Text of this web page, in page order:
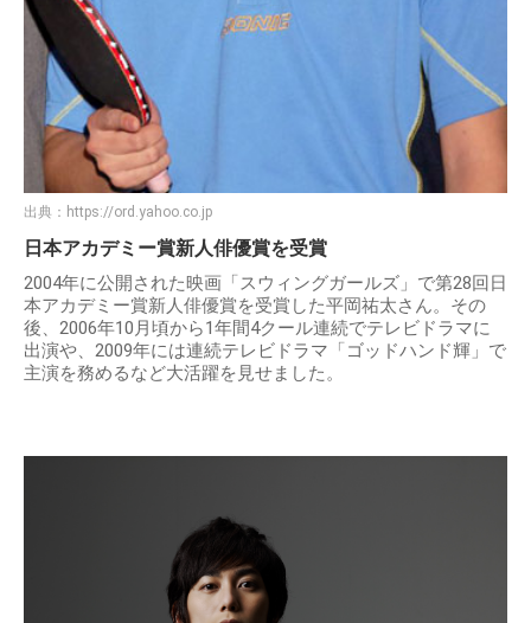
出典： https://ord.yahoo.co.jp
日本アカデミー賞新人俳優賞を受賞
2004年に公開された映画「スウィングガールズ」で第28回日
本アカデミー賞新人俳優賞を受賞した平岡祐太さん。その
後、2006年10月頃から1年間4クール連続でテレビドラマに
出演や、2009年には連続テレビドラマ「ゴッドハンド輝」で
主演を務めるなど大活躍を見せました。